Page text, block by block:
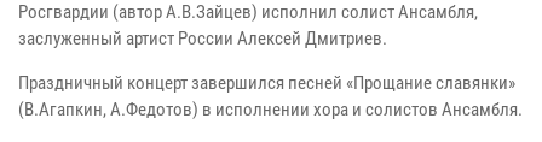
Росгвардии (автор А.В.Зайцев) исполнил солист Ансамбля,
заслуженный артист России Алексей Дмитриев.
Праздничный концерт завершился песней «Прощание славянки»
(В.Агапкин, А.Федотов) в исполнении хора и солистов Ансамбля.